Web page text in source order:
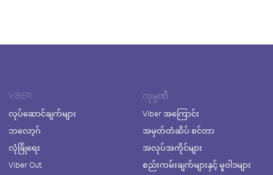
VIBER
လုပ်ဆောင်ချက်များ
ဘလော့ဂ်
လုံခြုံရေး
Viber Out
ကုမ္ပဏီ
Viber အကြောင်း
အမှတ်တံဆိပ် စင်တာ
အလုပ်အကိုင်များ
စည်းကမ်းချက်များနှင့် မူဝါဒများ